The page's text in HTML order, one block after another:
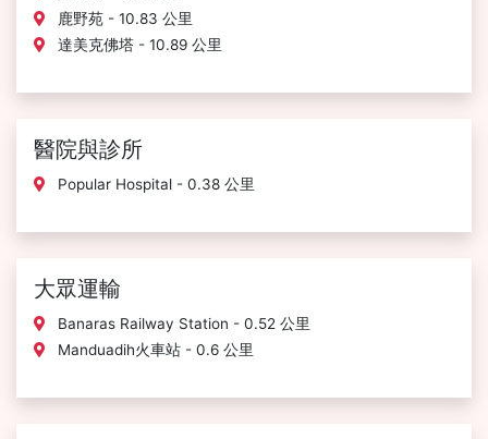
鹿野苑 - 10.83 公里
達美克佛塔 - 10.89 公里
醫院與診所
Popular Hospital - 0.38 公里
大眾運輸
Banaras Railway Station - 0.52 公里
Manduadih火車站 - 0.6 公里